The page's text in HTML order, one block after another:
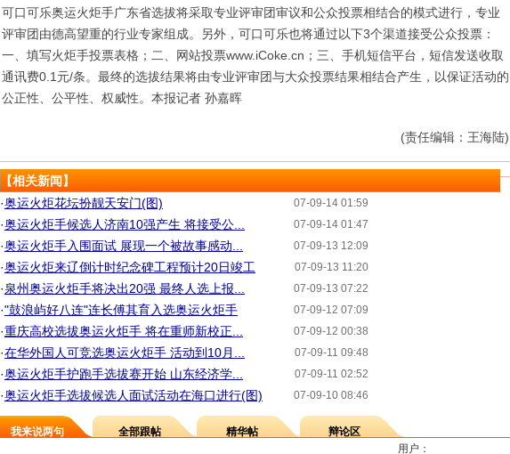
可口可乐奥运火炬手广东省选拔将采取专业评审团审议和公众投票相结合的模式进行，专业
评审团由德高望重的行业专家组成。另外，可口可乐也将通过以下3个渠道接受公众投票：
一、填写火炬手投票表格；二、网站投票www.iCoke.cn；三、手机短信平台，短信发送收取
通讯费0.1元/条。最终的选拔结果将由专业评审团与大众投票结果相结合产生，以保证活动的
公正性、公平性、权威性。本报记者 孙嘉晖
(责任编辑：王海陆)
【相关新闻】
07-09-14 01:59
·奥运火炬花坛扮靓天安门(图)
07-09-14 01:47
·奥运火炬手候选人济南10强产生 将接受公...
07-09-13 12:09
·奥运火炬手入围面试 展现一个被故事感动...
07-09-13 11:20
·奥运火炬来辽倒计时纪念碑工程预计20日竣工
07-09-13 07:22
·泉州奥运火炬手将决出20强 最终人选上报...
07-09-12 07:09
·"鼓浪屿好八连"连长傅其育入选奥运火炬手
07-09-12 00:38
·重庆高校选拔奥运火炬手 将在重师新校正...
07-09-11 09:48
·在华外国人可竞选奥运火炬手 活动到10月...
07-09-11 02:52
·奥运火炬手护跑手选拔赛开始 山东经济学...
07-09-10 08:46
·奥运火炬手选拔候选人面试活动在海口进行(图)
我来说两句 全部跟帖 精华帖
辩论区
用户：